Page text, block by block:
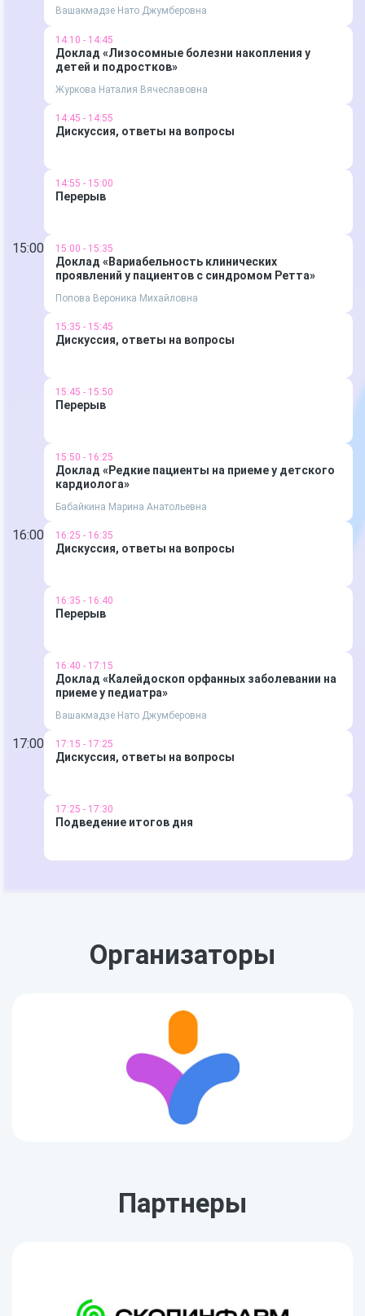
Вашакмадзе Нато Джумберовна
14:10 - 14:45
Доклад «Лизосомные болезни накопления у
детей и подростков»
Журкова Наталия Вячеславовна
14:45 - 14:55
Дискуссия, ответы на вопросы
14:55 - 15:00
Перерыв
15:00 15:00 - 15:35
Доклад «Вариабельность клинических
проявлений у пациентов с синдромом Ретта»
Попова Вероника Михайловна
15:35 - 15:45
Дискуссия, ответы на вопросы
15:45 - 15:50
Перерыв
15:50 - 16:25
Доклад «Редкие пациенты на приеме у детского
кардиолога»
Бабайкина Марина Анатольевна
16:00 16:25 - 16:35
Дискуссия, ответы на вопросы
16:35 - 16:40
Перерыв
16:40 - 17:15
Доклад «Калейдоскоп орфанных заболевании на
приеме у педиатра»
Вашакмадзе Нато Джумберовна
17:00 17:15 - 17:25
Дискуссия, ответы на вопросы
17:25 - 17:30
Подведение итогов дня
Организаторы
Партнеры